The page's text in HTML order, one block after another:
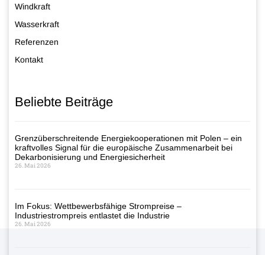
Windkraft
Wasserkraft
Referenzen
Kontakt
Beliebte Beiträge
Grenzüberschreitende Energiekooperationen mit Polen – ein
kraftvolles Signal für die europäische Zusammenarbeit bei
Dekarbonisierung und Energiesicherheit
26. Mai 2026
Im Fokus: Wettbewerbsfähige Strompreise –
Industriestrompreis entlastet die Industrie
26. Mai 2026